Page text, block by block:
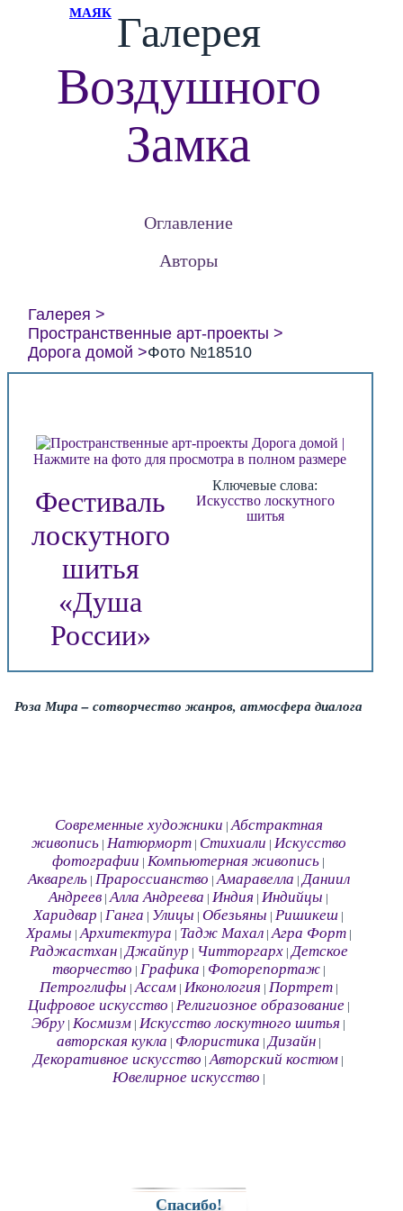
МАЯК Галерея
Воздушного
Замка
Оглавление
Авторы
Галерея
Пространственные арт-проекты
Дорога домой
Фото №18510
Нажмите на фото для просмотра в полном размере
Фестиваль
лоскутного
шитья
«Душа
России»
Ключевые слова:
Искусство лоскутного
шитья
Роза Мира – сотворчество жанров, атмосфера диалога
Современные художники |Абстрактная
живопись| Натюрморт| Стихиали Искусство
фотографии |Компьютерная живопись
Акварель| Прароссианство |Амаравелла |Даниил
Андреев |Алла Андреева |Индия |Индийцы
Харидвар |Ганга Улицы |Обезьяны |Ришикеш
Храмы |Архитектура Тадж Махал|Агра Форт|
Раджастхан|Джайпур Читторгарх|Детское
творчество Графика Фоторепортаж|
Петроглифы |Ассам| Иконология Портрет|
Цифровое искусство Религиозное образование|
Эбру |Космизм |Искусство лоскутного шитья
авторская кукла Флористика |Дизайн|
Декоративное искусство |Авторский костюм
Ювелирное искусство
Спасибо!